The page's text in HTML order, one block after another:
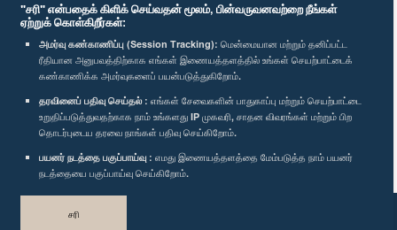
"சரி" என்பதைக் கிளிக் செய்வதன் மூலம், பின்வருவனவற்றை நீங்கள்
ஏற்றுக் கொள்கிறீர்கள்:
அமர்வு கண்காணிப்பு (Session Tracking): மென்மையான மற்றும் தனிப்பட்ட
ரீதியான அனுபவத்திற்காக எங்கள் இணையத்தளத்தில் உங்கள் செயற்பாட்டைக்
கண்காணிக்க அமர்வுகளைப் பயன்படுத்துகிறோம்.
தரவினைப் பதிவு செய்தல் : எங்கள் சேவைகளின் பாதுகாப்பு மற்றும் செயற்பாட்டை
உறுதிப்படுத்துவதற்காக நாம் உங்களது IP முகவரி, சாதன விவரங்கள் மற்றும் பிற
தொடர்புடைய தரவை நாங்கள் பதிவு செய்கிறோம்.
பயனர் நடத்தை பகுப்பாய்வு : எமது இணையத்தளத்தை மேம்படுத்த நாம் பயனர்
நடத்தையை பகுப்பாய்வு செய்கிறோம்.
சரி
எம்மை பின்தொடர்க :
விருதுகள்
தனியுரிமைக் கொள்கை